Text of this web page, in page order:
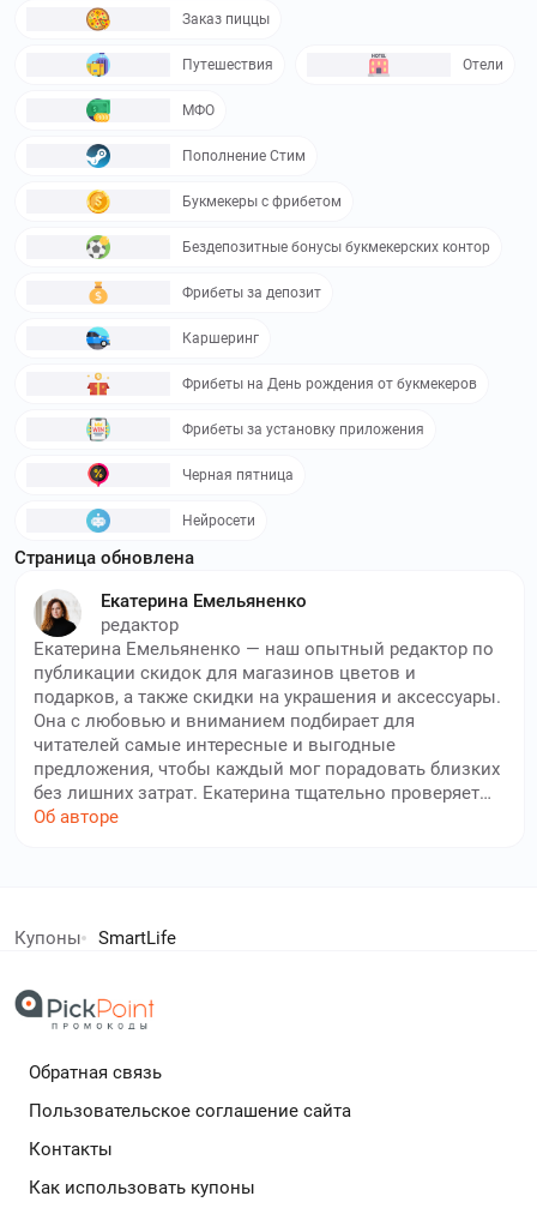
Заказ пиццы
Путешествия Отели
МФО
Пополнение Стим
Букмекеры с фрибетом
Бездепозитные бонусы букмекерских контор
Фрибеты за депозит
Каршеринг
Фрибеты на День рождения от букмекеров
Фрибеты за установку приложения
Черная пятница
Нейросети
Страница обновлена
Екатерина Емельяненко
редактор
Екатерина Емельяненко — наш опытный редактор по
публикации скидок для магазинов цветов и
подарков, а также скидки на украшения и аксессуары.
Она с любовью и вниманием подбирает для
читателей самые интересные и выгодные
предложения, чтобы каждый мог порадовать близких
без лишних затрат. Екатерина тщательно проверяет
все доступные акции, следит за сезонными
праздник должен быть особенным, а подарки —
выгодных акций.
Об авторе
Купоны SmartLife
Обратная связь
Пользовательское соглашение сайта
Контакты
Как использовать купоны